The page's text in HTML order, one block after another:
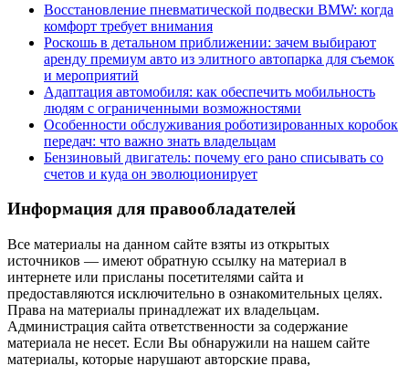
Восстановление пневматической подвески BMW: когда
комфорт требует внимания
Роскошь в детальном приближении: зачем выбирают
аренду премиум авто из элитного автопарка для съемок
и мероприятий
Адаптация автомобиля: как обеспечить мобильность
людям с ограниченными возможностями
Особенности обслуживания роботизированных коробок
передач: что важно знать владельцам
Бензиновый двигатель: почему его рано списывать со
счетов и куда он эволюционирует
Информация для правообладателей
Все материалы на данном сайте взяты из открытых
источников — имеют обратную ссылку на материал в
интернете или присланы посетителями сайта и
предоставляются исключительно в ознакомительных целях.
Права на материалы принадлежат их владельцам.
Администрация сайта ответственности за содержание
материала не несет. Если Вы обнаружили на нашем сайте
материалы, которые нарушают авторские права,